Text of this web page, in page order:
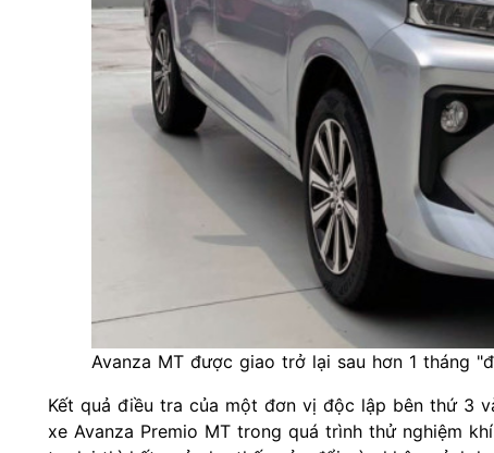
Avanza MT được giao trở lại sau hơn 1 tháng
Kết quả điều tra của một đơn vị độc lập bên thứ 3
xe Avanza Premio MT trong quá trình thử nghiệm